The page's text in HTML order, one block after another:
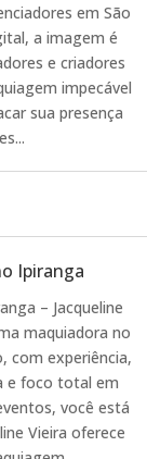
em São
a imagem é
e criadores
impecável
sua presença
Ipiranga
– Jacqueline
maquiadora no
com experiência,
e foco total em
você está
Vieira oferece